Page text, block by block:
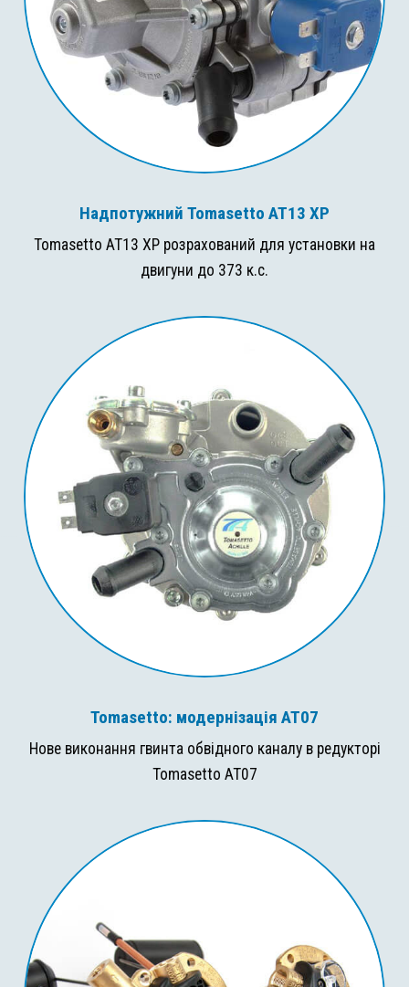
Надпотужний Tomasetto AT13 XP
Tomasetto AT13 XP розрахований для установки на
двигуни до 373 к.с.
Tomasetto: модернізація AT07
Нове виконання гвинта обвідного каналу в редукторі
Tomasetto AT07